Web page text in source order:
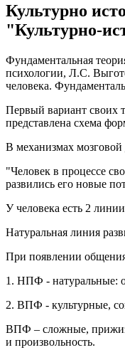
Культурно
"Культурно-
Фундаментальная
психологии, Л.С.
человека.
Первый вариант своих
представлена схема
В механизмах
"Человек в процессе
развились его новые
У человека есть 2
Натуральная линия
При появлении
1. НПФ - натуральные:
2. ВПФ - культурные,
ВПФ – сложные,
и произвольность.